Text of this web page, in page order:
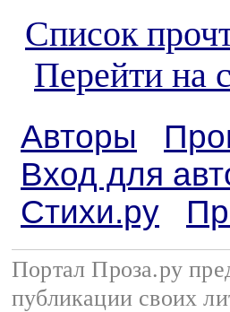
Список
Перейти на
Авторы
Вход для
Стихи.ру
Портал Проза.ру
публикации своих